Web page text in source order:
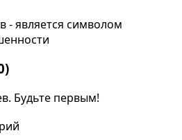
- является символом
Будьте первым!